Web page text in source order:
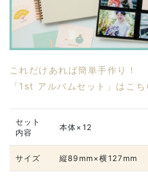
これだけあれば簡単手作り！
「1st アルバムセット」はこち
セット
内容
本体×12
サイズ 縦89mm×横127mm